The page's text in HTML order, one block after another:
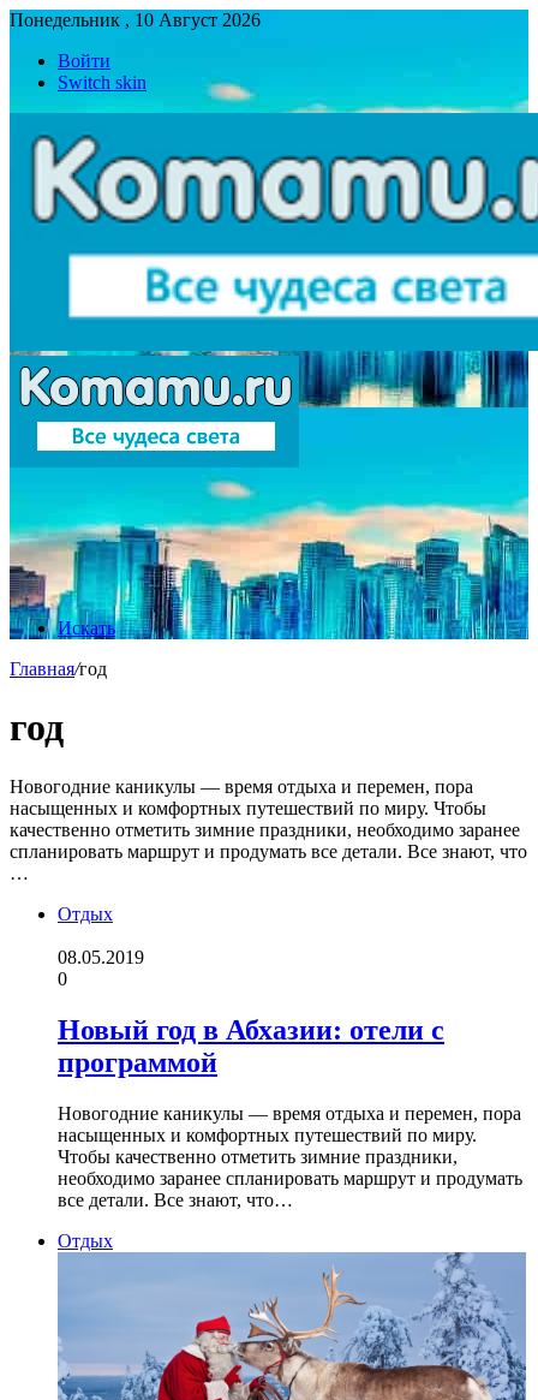
Понедельник , 10 Август 2026
Войти
Switch skin
Искать
Главная/год
год
Новогодние каникулы — время отдыха и перемен, пора
насыщенных и комфортных путешествий по миру. Чтобы
качественно отметить зимние праздники, необходимо заранее
спланировать маршрут и продумать все детали. Все знают, что
…
Отдых
08.05.2019
0
Новый год в Абхазии: отели с
программой
Новогодние каникулы — время отдыха и перемен, пора
насыщенных и комфортных путешествий по миру.
Чтобы качественно отметить зимние праздники,
необходимо заранее спланировать маршрут и продумать
все детали. Все знают, что…
Отдых